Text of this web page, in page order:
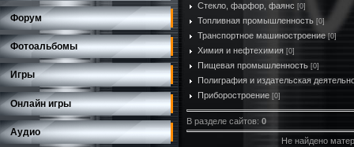
Форум
Фотоальбомы
Игры
Онлайн игры
Аудио
Стекло, фарфор, фаянс [0]
Топливная промышленность [0]
Транспортное машиностроение [0]
Химия и нефтехимия [0]
Пищевая промышленность [0]
Полиграфия и издательская
Приборостроение [0]
В разделе сайтов: 0
Не найдено